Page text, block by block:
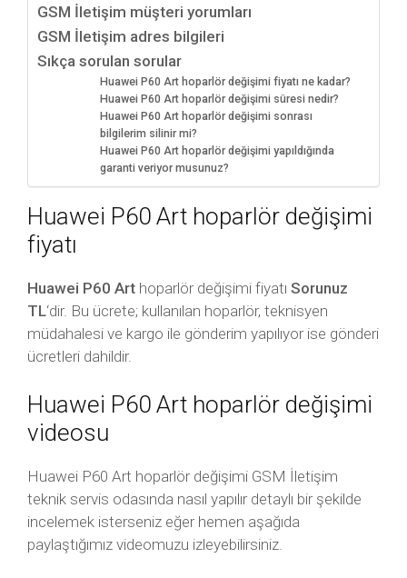
GSM İletişim müşteri yorumları
GSM İletişim adres bilgileri
Sıkça sorulan sorular
Huawei P60 Art hoparlör değişimi fiyatı ne kadar?
Huawei P60 Art hoparlör değişimi süresi nedir?
Huawei P60 Art hoparlör değişimi sonrası
bilgilerim silinir mi?
Huawei P60 Art hoparlör değişimi yapıldığında
garanti veriyor musunuz?
Huawei P60 Art hoparlör değişimi
fiyatı
Huawei P60 Art hoparlör değişimi fiyatı Sorunuz
TL‘dir. Bu ücrete; kullanılan hoparlör, teknisyen
müdahalesi ve kargo ile gönderim yapılıyor ise gönderi
ücretleri dahildir.
Huawei P60 Art hoparlör değişimi
videosu
Huawei P60 Art hoparlör değişimi GSM İletişim
teknik servis odasında nasıl yapılır detaylı bir şekilde
incelemek isterseniz eğer hemen aşağıda
paylaştığımız videomuzu izleyebilirsiniz.